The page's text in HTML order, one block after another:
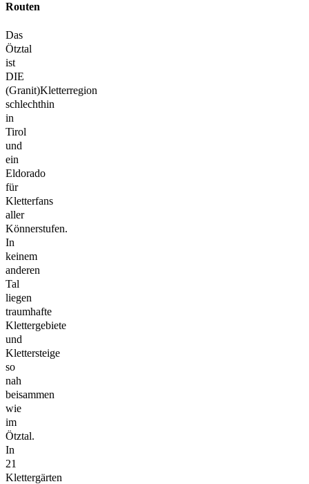
Routen
Das
Ötztal
ist
DIE
(Granit)Kletterregion
schlechthin
in
Tirol
und
ein
Eldorado
für
Kletterfans
aller
Könnerstufen.
In
keinem
anderen
Tal
liegen
traumhafte
Klettergebiete
und
Klettersteige
so
nah
beisammen
wie
im
Ötztal.
In
21
Klettergärten